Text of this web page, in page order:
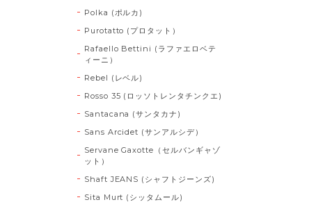
Polka (ポルカ)
Purotatto (プロタット）
Rafaello Bettini (ラファエロベテ
ィーニ）
Rebel (レベル)
Rosso 35 (ロッソトレンタチンクエ)
Santacana (サンタカナ)
Sans Arcidet (サンアルシデ）
Servane Gaxotte（セルバンギャゾ
ット）
Shaft JEANS (シャフトジーンズ)
Sita Murt (シッタムール)